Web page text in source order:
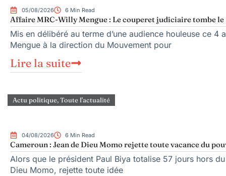
05/08/2026 6 Min Read
Affaire MRC-Willy Mengue : Le couperet judiciaire tombe le
Mis en délibéré au terme d’une audience houleuse ce
Mengue à la direction du Mouvement pour
Lire la suite
Actu politique,Toute l'actualité
04/08/2026 6 Min Read
Cameroun : Jean de Dieu Momo rejette toute vacance du
Alors que le président Paul Biya totalise 57 jours hors
Dieu Momo, rejette toute idée